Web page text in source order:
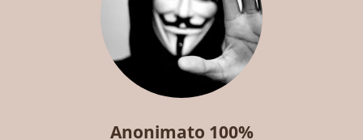
Anonimato 100%